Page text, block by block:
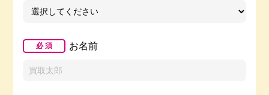
必 須 お名前